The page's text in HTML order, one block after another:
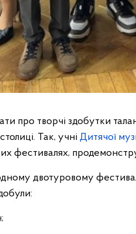
про творчі здобутки
Так, учні Дитячої
фестивалях,
двотуровому